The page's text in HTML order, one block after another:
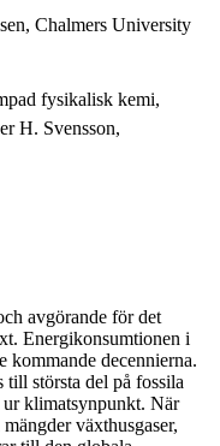
Chalmers University
fysikalisk kemi,
H. Svensson,
avgörande för det
Energikonsumtionen i
kommande decennierna.
till största del på fossila
ur klimatsynpunkt. När
växthusgaser,